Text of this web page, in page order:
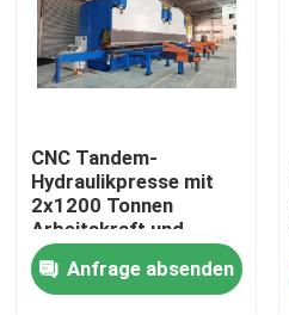
CNC Tandem-
Hydraulikpresse mit
2x1200 Tonnen
Arbeitskraft und
2x6250 mm
Tischlänge für lange
Lebensdauer
Anfrage absenden